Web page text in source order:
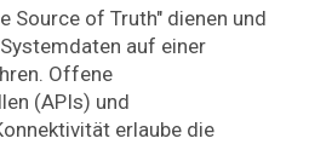
Source of Truth" dienen und
auf einer
Offene
(APIs) und
erlaube die